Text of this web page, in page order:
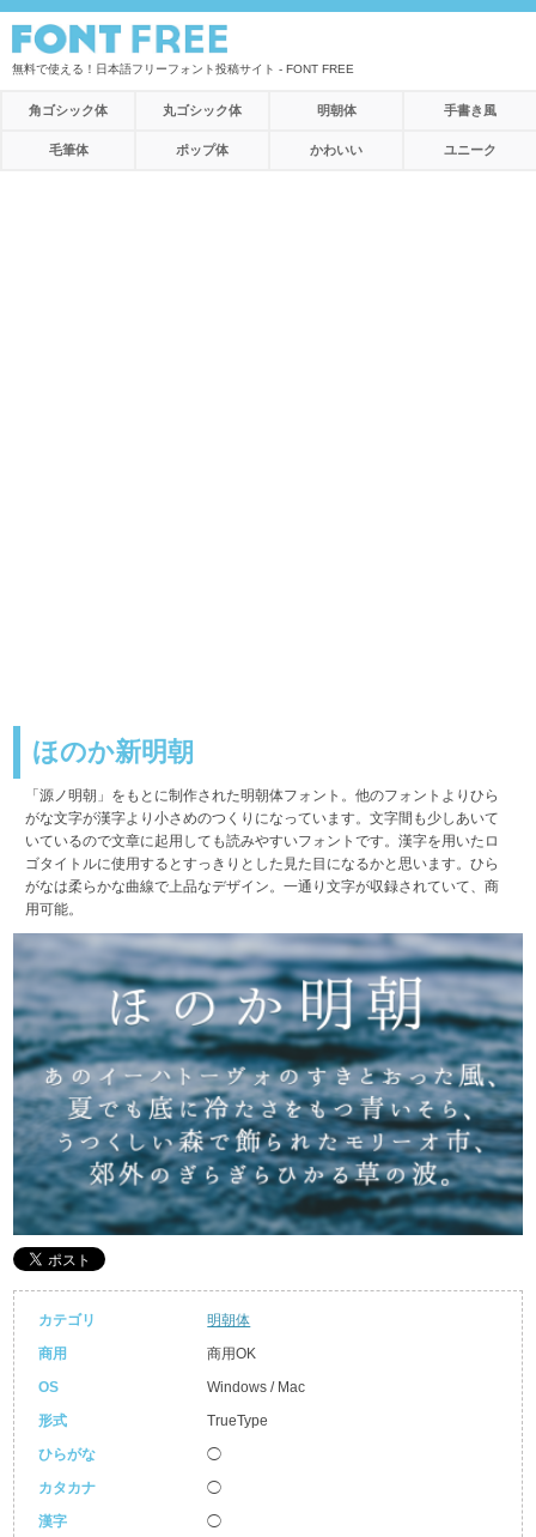
無料で使える！日本語フリーフォント投稿サイト - FONT FREE
角ゴシック体 丸ゴシック体 明朝体 手書き風
毛筆体 ポップ体 かわいい ユニーク
ほのか新明朝
「源ノ明朝」をもとに制作された明朝体フォント。他のフォントよりひら
がな文字が漢字より小さめのつくりになっています。文字間も少しあいて
いているので文章に起用しても読みやすいフォントです。漢字を用いたロ
ゴタイトルに使用するとすっきりとした見た目になるかと思います。ひら
がなは柔らかな曲線で上品なデザイン。一通り文字が収録されていて、商
用可能。
カテゴリ
明朝体
商用
商用OK
OS
Windows / Mac
形式
TrueType
ひらがな
◯
カタカナ
◯
漢字
◯